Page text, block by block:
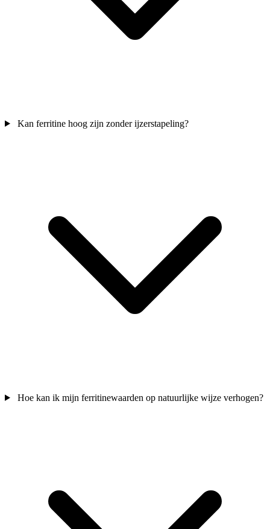
Kan ferritine hoog zijn zonder ijzerstapeling?
Hoe kan ik mijn ferritinewaarden op natuurlijke wijze verhogen?